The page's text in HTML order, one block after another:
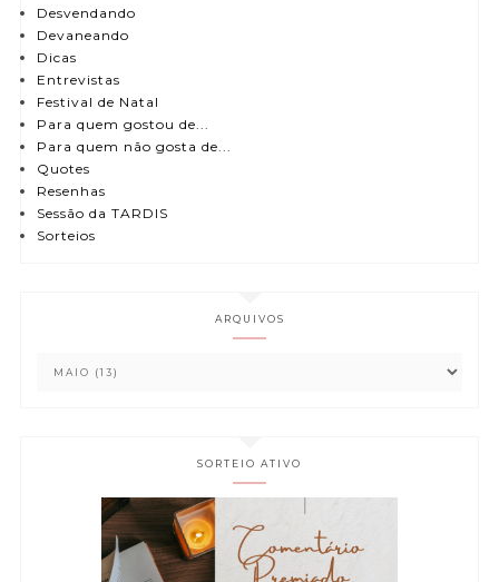
Desvendando
Devaneando
Dicas
Entrevistas
Festival de Natal
Para quem gostou de...
Para quem não gosta de...
Quotes
Resenhas
Sessão da TARDIS
Sorteios
ARQUIVOS
SORTEIO ATIVO